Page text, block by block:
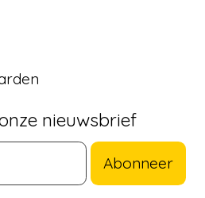
nieuwsbrief
Abonneer